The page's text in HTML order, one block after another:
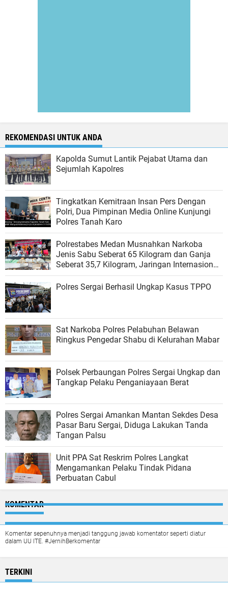
REKOMENDASI UNTUK ANDA
Kapolda Sumut Lantik Pejabat Utama dan
Sejumlah Kapolres
Tingkatkan Kemitraan Insan Pers Dengan
Polri, Dua Pimpinan Media Online Kunjungi
Polres Tanah Karo
Polrestabes Medan Musnahkan Narkoba
Jenis Sabu Seberat 65 Kilogram dan Ganja
Seberat 35,7 Kilogram, Jaringan Internasional
Malaysia
Polres Sergai Berhasil Ungkap Kasus TPPO
Sat Narkoba Polres Pelabuhan Belawan
Ringkus Pengedar Shabu di Kelurahan Mabar
Polsek Perbaungan Polres Sergai Ungkap dan
Tangkap Pelaku Penganiayaan Berat
Polres Sergai Amankan Mantan Sekdes Desa
Pasar Baru Sergai, Diduga Lakukan Tanda
Tangan Palsu
Unit PPA Sat Reskrim Polres Langkat
Mengamankan Pelaku Tindak Pidana
Perbuatan Cabul
KOMENTAR
Komentar sepenuhnya menjadi tanggung jawab komentator seperti diatur
dalam UU ITE. #JernihBerkomentar
TERKINI